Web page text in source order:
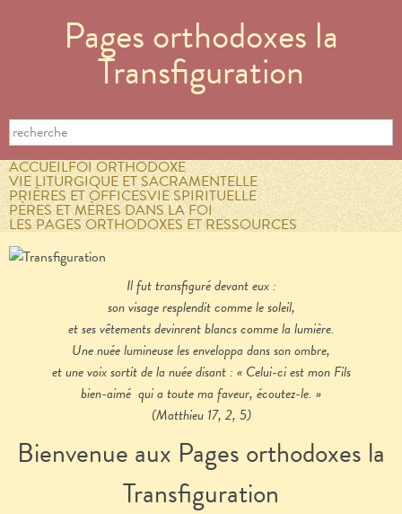
contenu
principal
Pages orthodoxes la
Transfiguration
Formulaire de recherche
Search this site
ACCUEILFOI ORTHODOXE
VIE LITURGIQUE ET SACRAMENTELLE
PRIÈRES ET OFFICESVIE SPIRITUELLE
PÈRES ET MÈRES DANS LA FOI
LES PAGES ORTHODOXES ET RESSOURCES
Il fut transfiguré devant eux :
son visage resplendit comme le soleil,
et ses vêtements devinrent blancs comme la lumière.
Une nuée lumineuse les enveloppa dans son ombre,
et une voix sortit de la nuée disant : « Celui-ci est mon Fils
bien-aimé qui a toute ma faveur, écoutez-le. »
(Matthieu 17, 2, 5)
Bienvenue aux Pages orthodoxes la
Transfiguration